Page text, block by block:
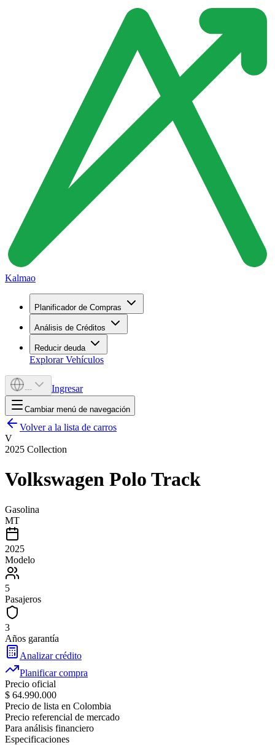
Kalmao
Planificador de Compras
Análisis de Créditos
Reducir deuda
Explorar Vehículos
--- Ingresar
Cambiar menú de navegación
Volver a la lista de carros
V
2025 Collection
Volkswagen Polo Track
Gasolina
MT
2025
Modelo
5
Pasajeros
3
Años garantía
Analizar crédito
Planificar compra
Precio oficial
$ 64.990.000
Precio de lista en Colombia
Precio referencial de mercado
Para análisis financiero
Especificaciones